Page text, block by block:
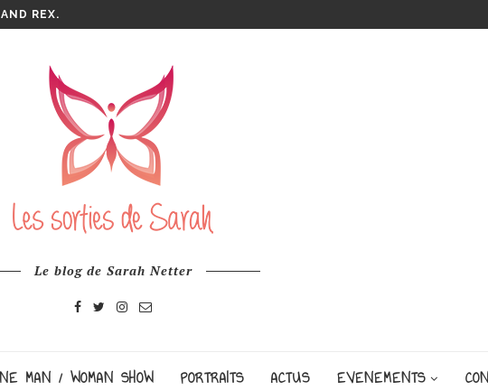
LA...
Le blog de Sarah Netter
MAN / WOMAN SHOW PORTRAITS ACTUS EVENEMENTS